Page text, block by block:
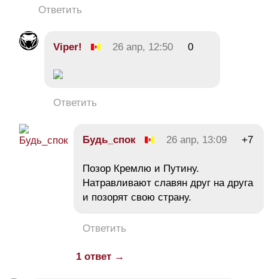
Ответить
Viper! 26 апр, 12:50 0
Ответить
Будь_спок 26 апр, 13:09 +7
Позор Кремлю и Путину.
Натравливают славян друг на друга
и позорят свою страну.
Ответить
1 ответ →